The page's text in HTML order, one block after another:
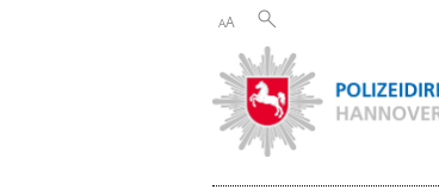
AA